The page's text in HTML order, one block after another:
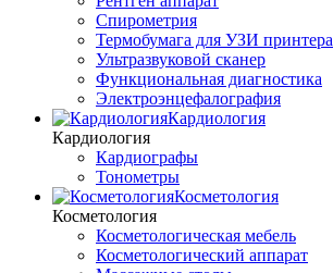
Спирометрия
Термобумага для УЗИ принтера
Ультразвуковой сканер
Функциональная диагностика
Электроэнцефалография
Кардиология
Кардиология
Кардиографы
Тонометры
Косметология
Косметология
Косметологическая мебель
Косметологический аппарат